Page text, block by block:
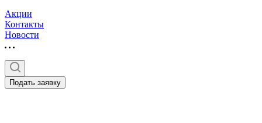
Акции
Контакты
Новости
Подать заявку